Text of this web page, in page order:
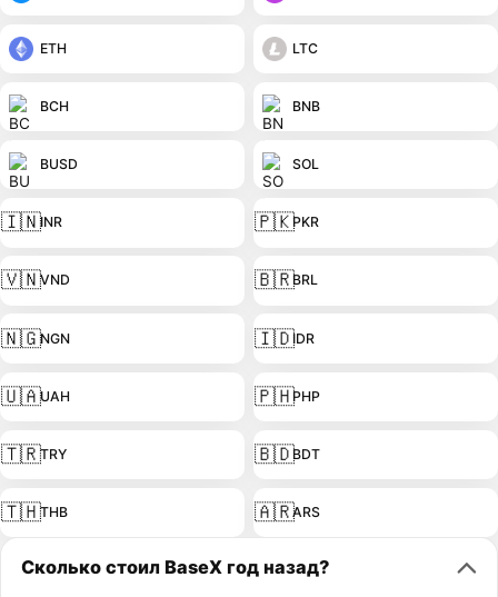
ETH LTC
BCH BNB
BUSD SOL
🇮🇳INR 🇵🇰PKR
🇻🇳VND 🇧🇷BRL
🇳🇬NGN 🇮🇩IDR
🇺🇦UAH 🇵🇭PHP
🇹🇷TRY 🇧🇩BDT
🇹🇭THB 🇦🇷ARS
Сколько стоил BaseX год назад?